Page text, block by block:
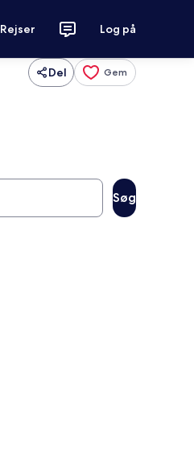
Rejser Log på
Del Gem
Søg